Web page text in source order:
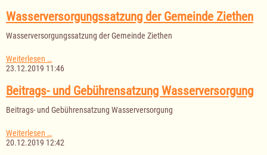
Wasserversorgung
Mustin
Wasserversorgungssatzung der Gemeinde Ziethen
Wasserversorgungssatzung der Gemeinde Ziethen
Weiterlesen …
der
Ziethen
23.12.2019 11:46
Beitrags- und Gebührensatzung Wasserversorgung
Beitrags- und Gebührensatzung Wasserversorgung
Weiterlesen …
und
20.12.2019 12:42